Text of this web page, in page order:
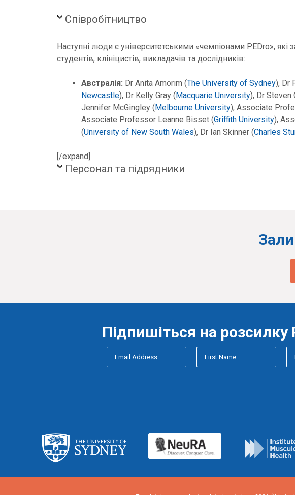
Співробітництво
Наступні люди є університетськими «чемпіонами PEDro»,
студентів, клініцистів, викладачів та дослідників:
Aвстралія: Dr Anita Amorim (The University of Sydney), Dr
Newcastle), Dr Kelly Gray (Macquarie University), Dr Steven
Jennifer McGingley (Melbourne University), Associate
Associate Professor Leanne Bisset (Griffith University),
(University of New South Wales), Dr Ian Skinner (Charles
[/expand]
Персонал та підрядники
Підпишіться на